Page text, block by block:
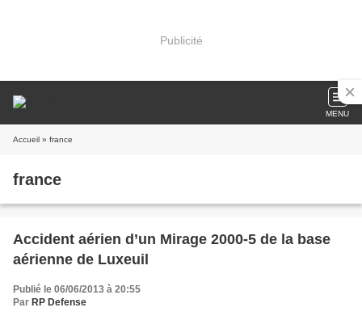
Publicité
MENU
Accueil » france
france
Accident aérien d’un Mirage 2000-5 de la base
aérienne de Luxeuil
Publié le 06/06/2013 à 20:55
Par RP Defense